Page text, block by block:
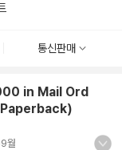
통신판매
in Mail Ord
월